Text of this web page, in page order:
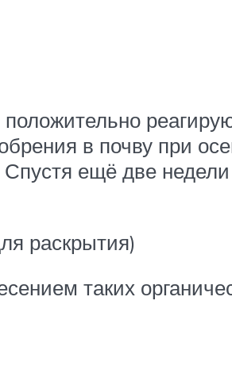
в почву при
ещё две
раскрытия)
таких